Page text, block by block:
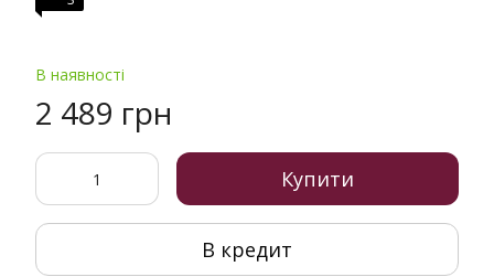
В наявності
2 489 грн
Купити
В кредит